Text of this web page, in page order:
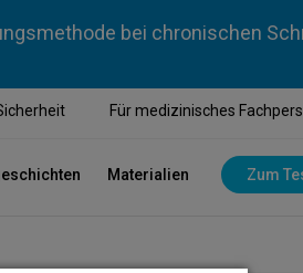
bei chronischen
Für medizinisches
Materialien Zum